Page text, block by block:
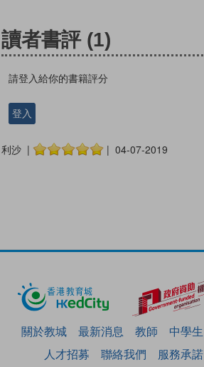
讀者書評 (1)
請登入給你的書籍評分
登入
利沙 | | 04-07-2019
關於教城 最新消息 教師 中學生
人才招募
聯絡我們 服務承諾